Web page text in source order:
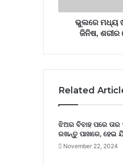
ଭୁଲରେ ମଧ୍ୟ
ଜିନିଷ, ଶରୀର
Related
ଝିଅର ବିବାହ ପରେ
ରଖନ୍ତୁ ପାଖରେ, ହେଇ
November 22, 2024